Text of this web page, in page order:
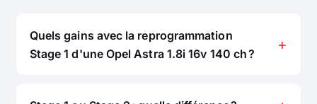
Quels gains avec la reprogrammation
Stage 1 d'une Opel Astra 1.8i 16v 140 ch ?